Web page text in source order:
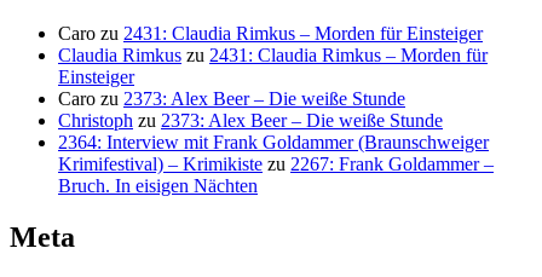
Caro zu 2431: Claudia Rimkus – Morden für Einsteiger
Claudia Rimkus zu 2431: Claudia Rimkus – Morden für
Einsteiger
Caro zu 2373: Alex Beer – Die weiße Stunde
Christoph zu 2373: Alex Beer – Die weiße Stunde
2364: Interview mit Frank Goldammer (Braunschweiger
Krimifestival) – Krimikiste zu 2267: Frank Goldammer –
Bruch. In eisigen Nächten
Meta